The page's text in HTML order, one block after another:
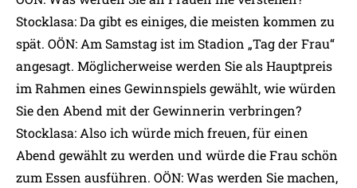
Stocklasa: Da gibt es einiges, die meisten kommen zu
spät. OÖN: Am Samstag ist im Stadion „Tag der Frau“
angesagt. Möglicherweise werden Sie als Hauptpreis
im Rahmen eines Gewinnspiels gewählt, wie würden
Sie den Abend mit der Gewinnerin verbringen?
Stocklasa: Also ich würde mich freuen, für einen
Abend gewählt zu werden und würde die Frau schön
zum Essen ausführen. OÖN: Was werden Sie machen,